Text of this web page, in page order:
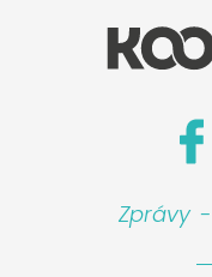
Zprávy -